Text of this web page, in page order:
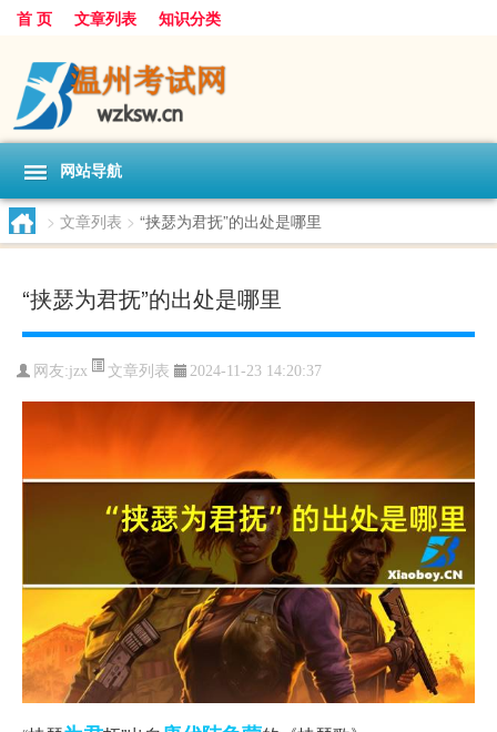
首 页 文章列表 知识分类
网站导航
> 文章列表 > “挟瑟为君抚”的出处是哪里
“挟瑟为君抚”的出处是哪里
网友:jzx 文章列表 2024-11-23 14:20:37